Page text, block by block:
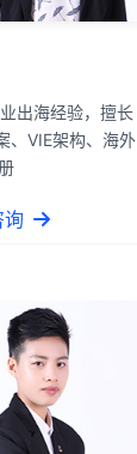
出海经验，擅长
、VIE架构、海外
询